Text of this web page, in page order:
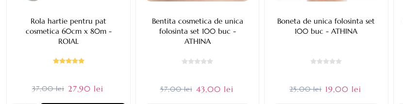
Rola hartie pentru pat
cosmetica 60cm x 80m -
ROIAL
37,00 lei 27,90 lei
Bentita cosmetica de unica
folosinta set 100 buc -
ATHINA
57,00 lei 43,00 lei
Boneta de unica folosinta set
100 buc - ATHINA
25,00 lei 19,00 lei